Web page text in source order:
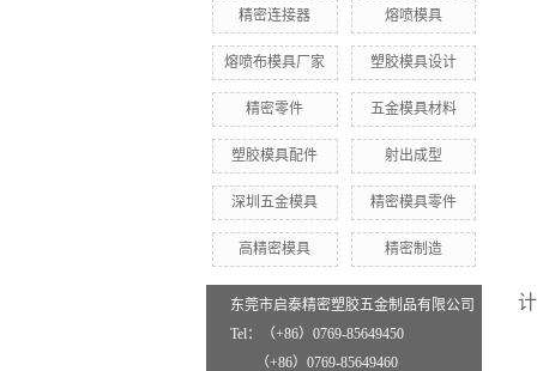
精密连接器 熔喷模具
熔喷布模具厂家 塑胶模具设计
精密零件 五金模具材料
塑胶模具配件 射出成型
深圳五金模具 精密模具零件
高精密模具 精密制造
东莞市启泰精密塑胶五金制品有限公司
Tel：（+86）0769-85649450
（+86）0769-85649460